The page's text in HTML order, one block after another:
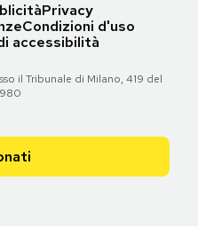
Privacy
Condizioni d'uso
accessibilità
il Tribunale di Milano, 419 del